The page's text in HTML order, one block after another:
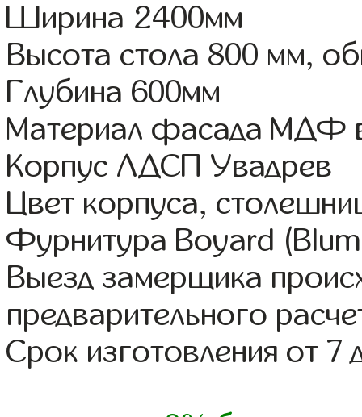
Ширина 2400мм
Высота стола 800 мм,
Глубина 600мм
Материал фасада МДФ
Корпус ЛДСП Увадрев
Цвет корпуса,
Фурнитура Boyard
Выезд замерщика
предварительного
Срок изготовления от 7